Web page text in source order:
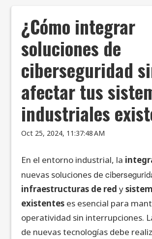
¿Cómo integrar
soluciones de
ciberseguridad
afectar tus
industriales
Oct 25, 2024, 11:37:48 AM
En el entorno industrial, la
nuevas soluciones de
infraestructuras de red y
existentes es esencial para
operatividad sin interrupciones.
de nuevas tecnologías debe